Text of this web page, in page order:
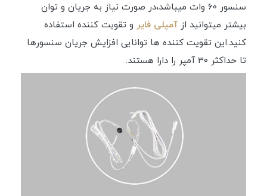
سنسور 60 وات میباشد،در صورت نیاز به جریان و توان
بیشتر میتوانید از آمپلی فایر و تقویت کننده استفاده
کنید.این تقویت کننده ها توانایی افزایش جریان سنسورها
تا حداکثر 30 آمپر را دارا هستند.